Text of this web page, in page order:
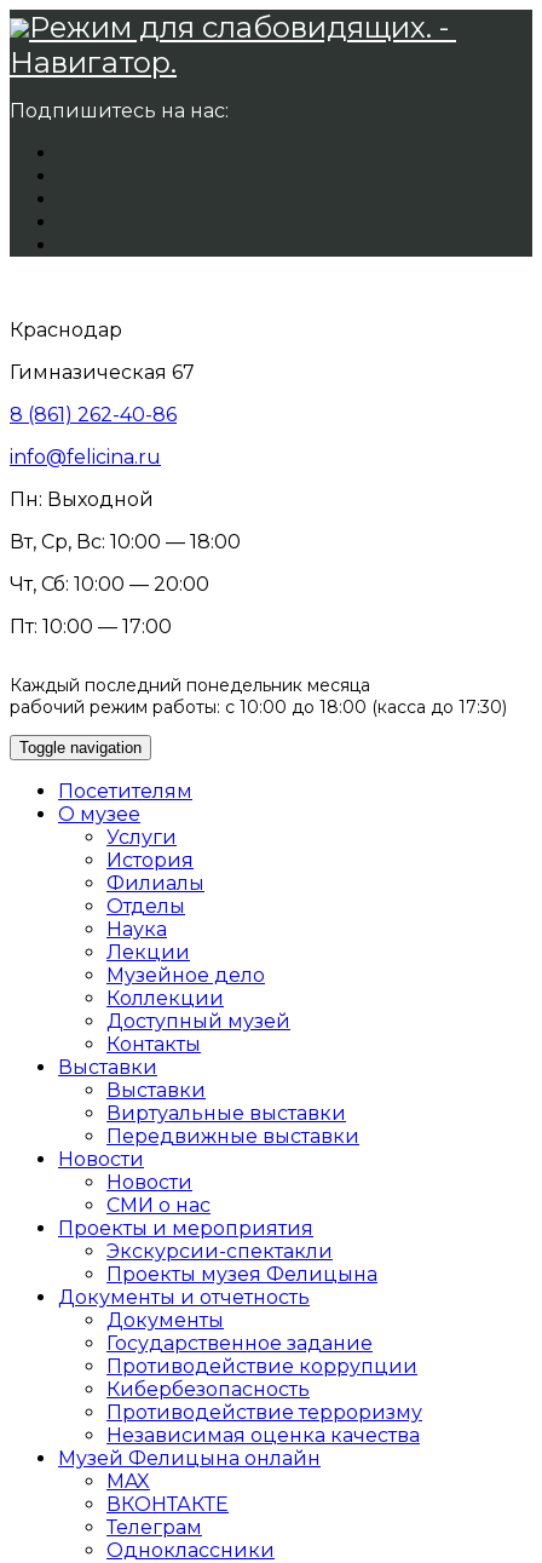
Режим для слабовидящих. -
Навигатор.
Подпишитесь на нас:
Краснодар
Гимназическая 67
8 (861) 262-40-86
info@felicina.ru
Пн: Выходной
Вт, Ср, Вс: 10:00 — 18:00
Чт, Сб: 10:00 — 20:00
Пт: 10:00 — 17:00
Каждый последний понедельник месяца
рабочий режим работы: с 10:00 до 18:00 (касса до 17:30)
Toggle navigation
Посетителям
О музее
Услуги
История
Филиалы
Отделы
Наука
Лекции
Музейное дело
Коллекции
Доступный музей
Контакты
Выставки
Выставки
Виртуальные выставки
Передвижные выставки
Новости
Новости
СМИ о нас
Проекты и мероприятия
Экскурсии-спектакли
Проекты музея Фелицына
Документы и отчетность
Документы
Государственное задание
Противодействие коррупции
Кибер­безопасность
Противодействие терроризму
Независимая оценка качества
Музей Фелицына онлайн
MAX
ВКОНТАКТЕ
Телеграм
Одноклассники